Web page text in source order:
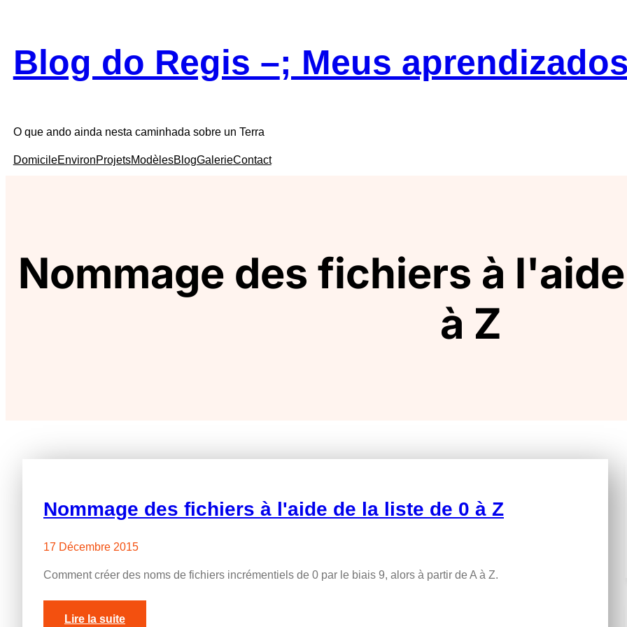
content
Blog do Regis –; Meus aprendizados
O que ando ainda nesta caminhada sobre un Terra
DomicileEnvironProjetsModèlesBlogGalerieContact
Nommage des fichiers à
à Z
Nommage des fichiers à l'aide de la liste de 0 à Z
17 Décembre 2015
Comment créer des noms de fichiers incrémentiels de 0 par le biais 9, alors à partir de A à Z.
Lire la suite